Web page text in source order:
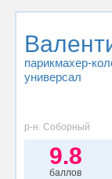
парикмахер-
универсал
р-н. Соборный
9.8
баллов